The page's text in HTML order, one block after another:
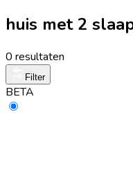
huis met 2
0 resultaten
Filter
BETA